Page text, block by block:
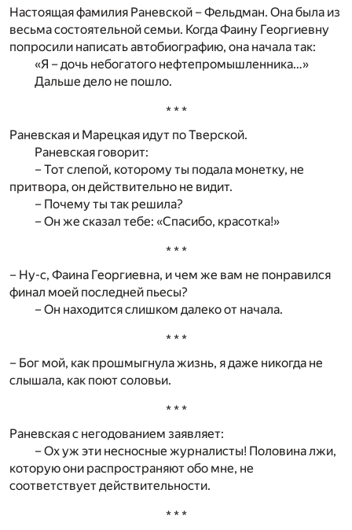
Настоящая фамилия Раневской – Фельдман. Она была из
весьма состоятельной семьи. Когда Фаину Георгиевну
попросили написать автобиографию, она начала так:
«Я – дочь небогатого нефтепромышленника…»
Дальше дело не пошло.
* * *
Раневская и Марецкая идут по Тверской.
Раневская говорит:
– Тот слепой, которому ты подала монетку, не
притвора, он действительно не видит.
– Почему ты так решила?
– Он же сказал тебе: «Спасибо, красотка!»
* * *
– Ну-с, Фаина Георгиевна, и чем же вам не понравился
финал моей последней пьесы?
– Он находится слишком далеко от начала.
* * *
– Бог мой, как прошмыгнула жизнь, я даже никогда не
слышала, как поют соловьи.
* * *
Раневская с негодованием заявляет:
– Ох уж эти несносные журналисты! Половина лжи,
которую они распространяют обо мне, не
соответствует действительности.
* * *